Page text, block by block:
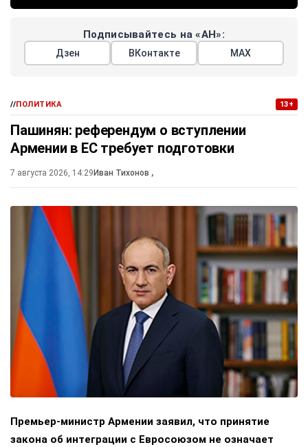
Подписывайтесь на «АН»:
Дзен ВКонтакте МАХ
//ПОЛИТИКА 13+
Пашинян: референдум о вступлении
Армении в ЕС требует подготовки
7 августа 2026, 14:29Иван Тихонов ,
Премьер-министр Армении заявил, что принятие
закона об интеграции с Евросоюзом не означает